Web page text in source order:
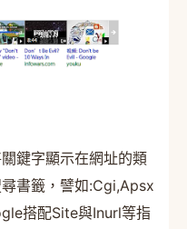
鍵字顯示在網址的類
書籤，譬如:Cgi,Apsx
搭配Site與Inurl等指